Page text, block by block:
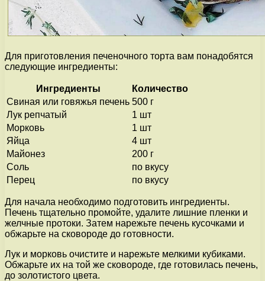
Для приготовления печеночного торта вам понадобятся
следующие ингредиенты:
Ингредиенты
Количество
Свиная или говяжья печень 500 г
Лук репчатый
1 шт
Морковь
1 шт
Яйца
4 шт
Майонез
200 г
Соль
по вкусу
Перец
по вкусу
Для начала необходимо подготовить ингредиенты.
Печень тщательно промойте, удалите лишние пленки и
желчные протоки. Затем нарежьте печень кусочками и
обжарьте на сковороде до готовности.
Лук и морковь очистите и нарежьте мелкими кубиками.
Обжарьте их на той же сковороде, где готовилась печень,
до золотистого цвета.